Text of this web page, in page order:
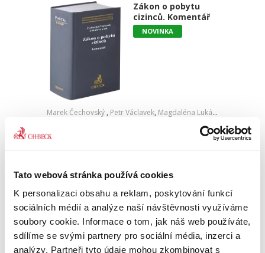
Tato webová stránka používá cookies
K personalizaci obsahu a reklam, poskytování funkcí
sociálních médií a analýze naší návštěvnosti využíváme
soubory cookie. Informace o tom, jak náš web používáte,
sdílíme se svými partnery pro sociální média, inzerci a
analýzy. Partneři tyto údaje mohou zkombinovat s
Zákon o pobytu
cizinců. Komentář
NOVINKA
Marek Čechovský , Petr Václavek, Magdaléna Lukášová
3 290,00 Kč
narůstajícího počtu cizinců pobývajících na
území ČR, ale především z hlediska významu
této problematiky v politické debatě jedním z
klíčových témat...
Zákon o právu na